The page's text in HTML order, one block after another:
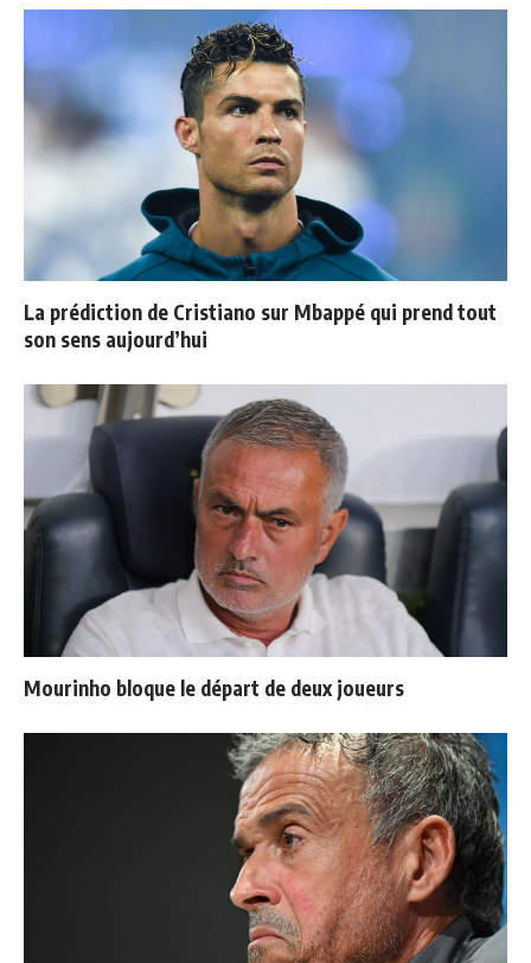
La prédiction de Cristiano sur Mbappé qui prend tout
son sens aujourd’hui
Mourinho bloque le départ de deux joueurs